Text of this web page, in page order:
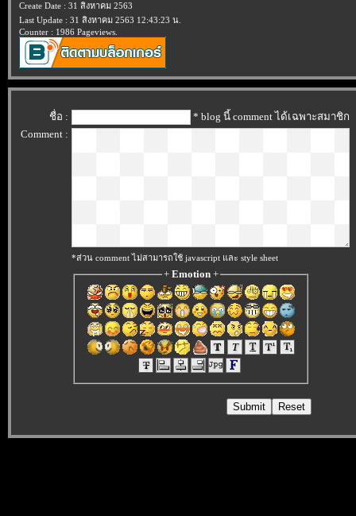
Create Date : 31 สิงหาคม 2563
Last Update : 31 สิงหาคม 2563 12:43:23 น.
Counter : 1986 Pageviews.
ชื่อ :
* blog นี้ comment ได้เฉพาะสมาชิก
Comment :
*ส่วน comment ไม่สามารถใช้ javascript และ style sheet
+ Emotion+